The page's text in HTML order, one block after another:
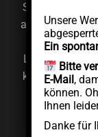
ausschließlich
AddCycle
Lizenz der
keine
die
Schäden
Unsere
Ein
Bitte
E-Mail,
können.
Ihnen
Danke für